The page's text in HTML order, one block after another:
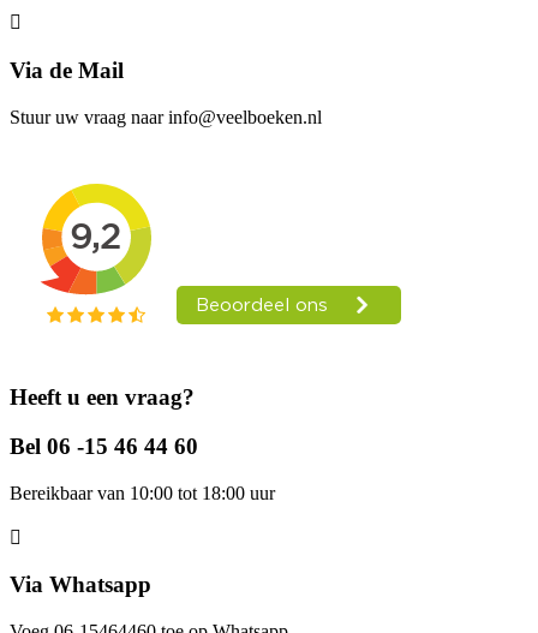
Via de Mail
Stuur uw vraag naar info@veelboeken.nl
Heeft u een vraag?
Bel 06 -15 46 44 60
Bereikbaar van 10:00 tot 18:00 uur
Via Whatsapp